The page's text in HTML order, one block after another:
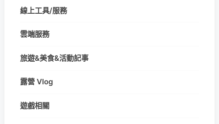
線上工具/服務
雲端服務
旅遊&美食&活動記事
露營 Vlog
遊戲相關